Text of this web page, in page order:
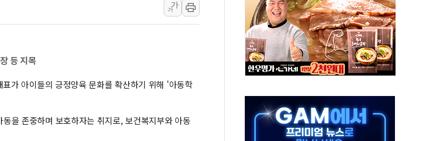
[속보] 민주, 대구 경선 결과 발표...정청래 47.82% 김민석 46.35% 송영길 5.83%
[속보] 민주, 강원 경선 결과 발표...김민석 50.30% 정청래 41.94% 송영길 7.76%
정재헌 CEO, SKT 장기고객 400명 맞이…"마음 잇는 시간 되길"
최태원, 노소영에 9440억 지급 확정되나…재상고 앞두고 막판 셈법
하나금융, 명동 소상공인에 '행복상자' 전달
인천시 광복절 현수막 '태극기 거꾸로' 논란…이틀만에 철거
병무청, 보충역 전면 손질… 예술·체육요원 최대 33% 감축
홈플러스發 대형마트 판매, 역대 최대폭 감소한 9.4%↓…유통업계 양극화 심화
윤준병·이해민 의원, '정부 특사'로 콜롬비아 대통령 취임식 참석
가
가
등 지목
가 아이들의 긍정양육 문화를 확산하기 위해 '아동학
을 존중하며 보호하자는 취지로, 보건복지부와 아동